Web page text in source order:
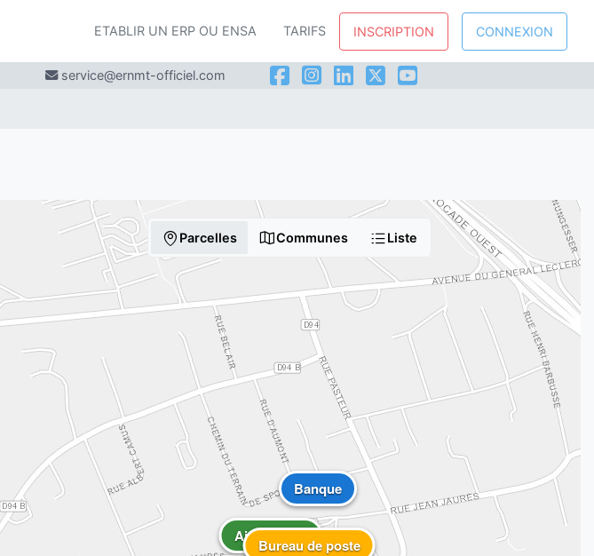
ETABLIR UN ERP OU ENSA TARIFS INSCRIPTION CONNEXION
service@ernmt-officiel.com
Parcelles Communes Liste
Aire de jeux
Banque
Bureau de poste